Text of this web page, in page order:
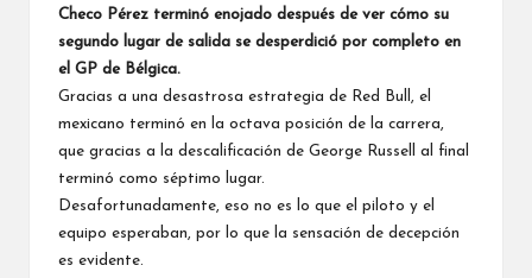
Checo Pérez terminó enojado después de ver cómo su
segundo lugar de salida se desperdició por completo en
el GP de Bélgica.
Gracias a una desastrosa estrategia de Red Bull, el
mexicano terminó en la octava posición de la carrera,
que gracias a la descalificación de George Russell al final
terminó como séptimo lugar.
Desafortunadamente, eso no es lo que el piloto y el
equipo esperaban, por lo que la sensación de decepción
es evidente.